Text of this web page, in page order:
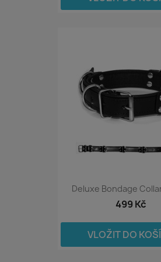
Deluxe Bondage
499 Kč
VLOŽIT DO